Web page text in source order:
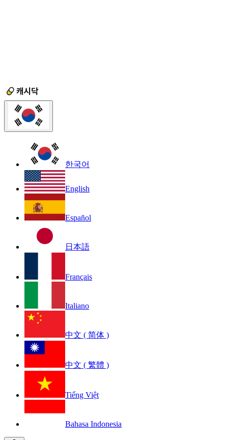
한국어
English
Español
日本語
Français
Italiano
中文 ( 简体 )
中文 ( 繁體 )
Tiếng Việt
Bahasa Indonesia